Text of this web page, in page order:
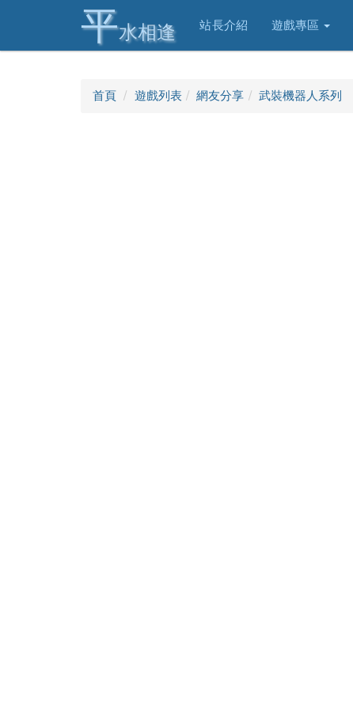
平水相逢 站長介紹 遊戲專區
首頁 遊戲列表 網友分享 武裝機器人系列